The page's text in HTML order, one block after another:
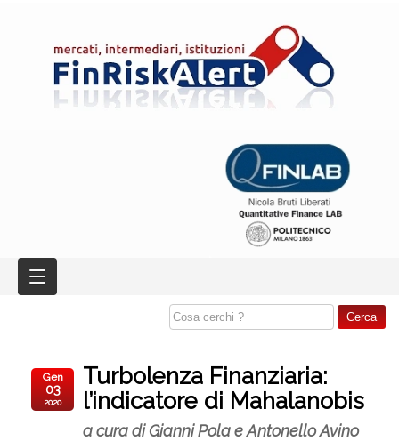
Turbolenza Finanziaria:
l’indicatore di Mahalanobis
a cura di Gianni Pola e Antonello Avino
Gen
03
2020